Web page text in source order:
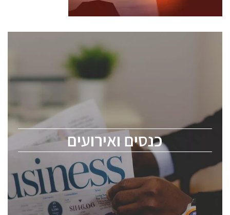
כנסים ואירועים
כנסים ואירועים
לכל העוסקים בתעשיית הסמיקונדקטור כולל מהנדסים,
מומחים מקצועיים ובכירים.
ChipEx2026 will be held on May 12-13, 2026. The
conference is intended for everyone involved in the
semiconductor industry, including engineers,
professional experts, and senior executives.